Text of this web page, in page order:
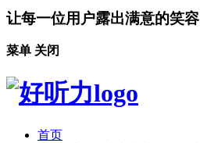
让每一位用户露出满意的笑容
菜单 关闭
首页